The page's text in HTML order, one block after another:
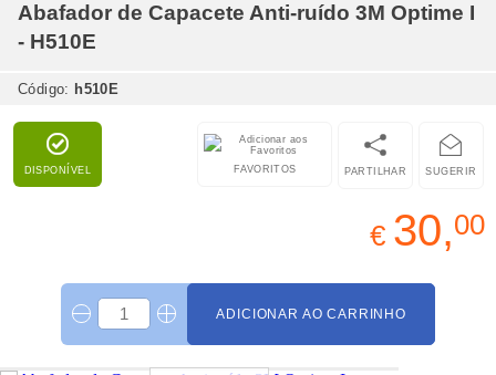
Abafador de Capacete Anti-ruído 3M Optime I
- H510E
Código: h510E
DISPONÍVEL SUGERIR
PARTILHAR
FAVORITOS
€ 30,00
ADICIONAR AO CARRINHO